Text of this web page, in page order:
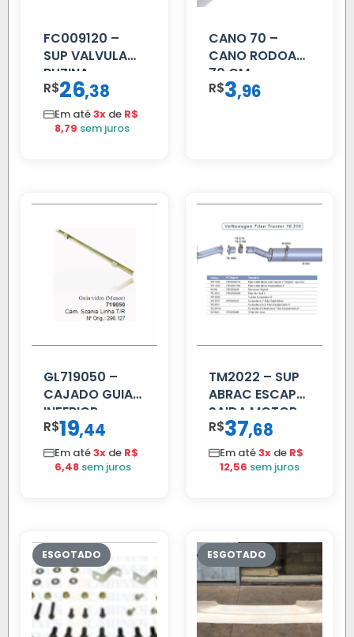
FC009120 –
SUP VALVULA
BUZINA
C/ALAVANCA
R$26,38
Em até3x de R$
8,79 sem juros
CANO 70 –
CANO RODOAR
70 CM
R$3,96
GL719050 –
CAJADO GUIA
INFERIOR
SCANIA T/R
112/113 MENOR
R$19,44
Em até3x de R$
6,48 sem juros
TM2022 – SUP
ABRAC ESCAP
SAIDA MOTOR
VW TITAN
R$37,68
Em até3x de R$
12,56 sem juros